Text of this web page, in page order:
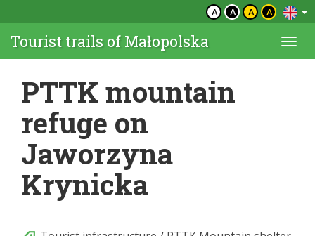
A A A A
Tourist trails of Małopolska
PTTK mountain
refuge on
Jaworzyna
Krynicka